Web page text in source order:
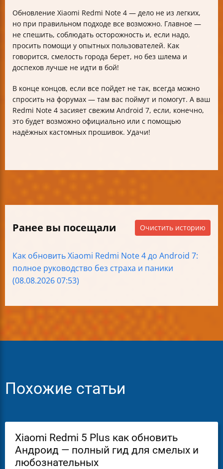
Обновление Xiaomi Redmi Note 4 — дело не из легких,
но при правильном подходе все возможно. Главное —
не спешить, соблюдать осторожность и, если надо,
просить помощи у опытных пользователей. Как
говорится, смелость города берет, но без шлема и
доспехов лучше не идти в бой!
В конце концов, если все пойдет не так, всегда можно
спросить на форумах — там вас поймут и помогут. А ваш
Redmi Note 4 засияет свежим Android 7, если, конечно,
это будет возможно официально или с помощью
надёжных кастомных прошивок. Удачи!
Ранее вы посещали Очистить историю
Как обновить Xiaomi Redmi Note 4 до Android 7:
полное руководство без страха и паники
(08.08.2026 07:53)
Похожие статьи
Xiaomi Redmi 5 Plus как обновить
Андроид — полный гид для смелых и
любознательных